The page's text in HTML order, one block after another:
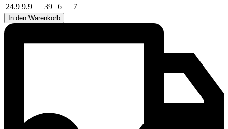
24.9 9.9 39 6 7
In den Warenkorb